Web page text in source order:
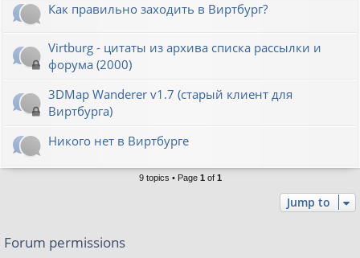
Как правильно заходить в Виртбург?
Virtburg - цитаты из архива списка рассылки и
форума (2000)
3DMap Wanderer v1.7 (старый клиент для
Виртбурга)
Никого нет в Виртбурге
9 topics • Page 1 of 1
Jump to
Forum permissions